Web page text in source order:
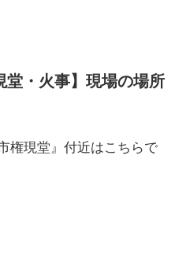
堂・火事】現場の場所
権現堂』付近はこちらで